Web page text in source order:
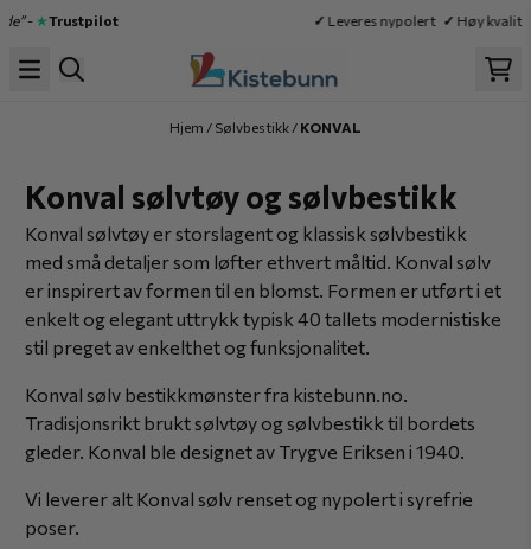
Hopp til innhold
Trustpilot Leveres nypolert✓Høy kvalitet✓
Hjem / Sølvbestikk / KONVAL
Konval sølvtøy og sølvbestikk
Konval sølvtøy er storslagent og klassisk sølvbestikk
med små detaljer som løfter ethvert måltid. Konval sølv
er inspirert av formen til en blomst. Formen er utført i et
enkelt og elegant uttrykk typisk 40 tallets modernistiske
stil preget av enkelthet og funksjonalitet.
Konval sølv bestikkmønster fra kistebunn.no.
Tradisjonsrikt brukt sølvtøy og sølvbestikk til bordets
gleder. Konval ble designet av Trygve Eriksen i 1940.
Vi leverer alt Konval sølv renset og nypolert i syrefrie
poser.